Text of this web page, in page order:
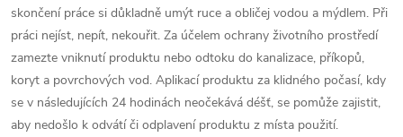
skončení práce si důkladně umýt ruce a obličej vodou a mýdlem. Při
práci nejíst, nepít, nekouřit. Za účelem ochrany životního prostředí
zamezte vniknutí produktu nebo odtoku do kanalizace, příkopů,
koryt a povrchových vod. Aplikací produktu za klidného počasí, kdy
se v následujících 24 hodinách neočekává déšť, se pomůže zajistit,
aby nedošlo k odvátí či odplavení produktu z místa použití.